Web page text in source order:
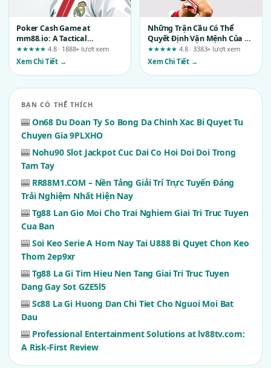
Poker Cash Game at
mm88.io: A Tactical
Walkthrough of Touchpoints
and Friction
★★★★★4.8 · 1888+ lượt xem
Xem Chi Tiết →
Những Trận Cầu Có Thể
Quyết Định Vận Mệnh Của Cả
Giải Đấu
★★★★★4.8 · 3383+ lượt xem
Xem Chi Tiết →
BẠN CÓ THỂ THÍCH
🎰 On68 Du Doan Ty So Bong Da Chinh Xac Bi Quyet Tu
Chuyen Gia 9PLXHO
🎰 Nohu90 Slot Jackpot Cuc Dai Co Hoi Doi Doi Trong
Tam Tay
🎰 RR88M1.COM – Nền Tảng Giải Trí Trực Tuyến Đáng
Trải Nghiệm Nhất Hiện Nay
🎰 Tg88 Lan Gio Moi Cho Trai Nghiem Giai Tri Truc Tuyen
Cua Ban
🎰 Soi Keo Serie A Hom Nay Tai U888 Bi Quyet Chon Keo
Thom 2ep9xr
🎰 Tg88 La Gi Tim Hieu Nen Tang Giai Tri Truc Tuyen
Dang Gay Sot GZE5l5
🎰 Sc88 La Gi Huong Dan Chi Tiet Cho Nguoi Moi Bat
Dau
🎰 Professional Entertainment Solutions at lv88tv.com:
A Risk-First Review